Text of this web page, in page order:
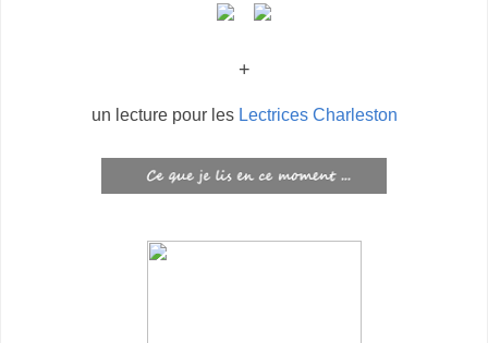
+
un lecture pour les Lectrices Charleston